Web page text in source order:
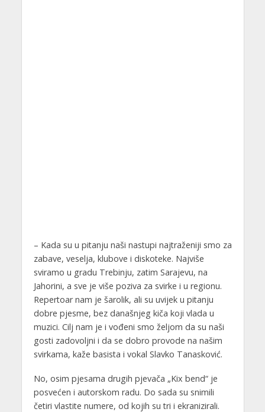
– Kada su u pitanju naši nastupi najtraženiji smo za
zabave, veselja, klubove i diskoteke. Najviše
sviramo u gradu Trebinju, zatim Sarajevu, na
Jahorini, a sve je više poziva za svirke i u regionu.
Repertoar nam je šarolik, ali su uvijek u pitanju
dobre pjesme, bez današnjeg kiča koji vlada u
muzici. Cilj nam je i vođeni smo željom da su naši
gosti zadovoljni i da se dobro provode na našim
svirkama, kaže basista i vokal Slavko Tanasković.
No, osim pjesama drugih pjevača „Kix bend“ je
posvećen i autorskom radu. Do sada su snimili
četiri vlastite numere, od kojih su tri i ekranizirali.